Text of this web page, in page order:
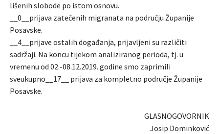
lišenih slobode po istom osnovu.
__0__prijava zatečenih migranata na području Županije
Posavske.
__4__prijave ostalih događanja, prijavljeni su različiti
sadržaji. Na koncu tijekom analiziranog perioda, tj. u
vremenu od 02.-08.12.2019. godine smo zaprimili
sveukupno__17__ prijava za kompletno područje Županije
Posavske.
GLASNOGOVORNIK
Josip Dominković